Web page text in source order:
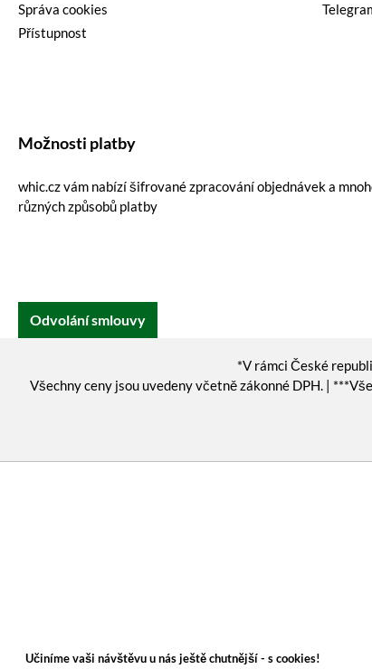
Správa cookies
Přístupnost
Možnosti platby
whic.cz vám nabízí šifrované zpracování objednávek a
různých způsobů platby
Odvolání smlouvy
*V rámci České
Všechny ceny jsou uvedeny včetně zákonné DPH. |
Učiníme vaši návštěvu u nás ještě chutnější - s cookies!